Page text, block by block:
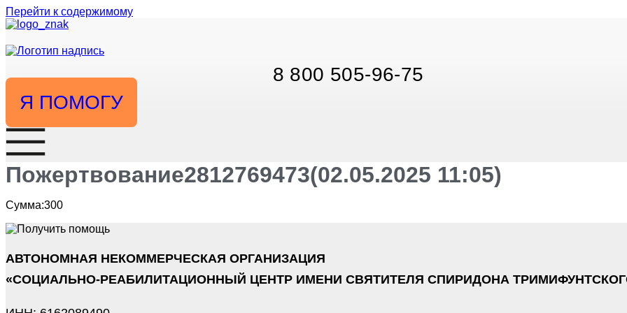
Перейти к содержимому
8 800 505-96-75
Я ПОМОГУ
Пожертвование2812769473(02.05.2025 11:05)
Сумма:300
АВТОНОМНАЯ НЕКОММЕРЧЕСКАЯ ОРГАНИЗАЦИЯ
«СОЦИАЛЬНО-РЕАБИЛИТАЦИОННЫЙ ЦЕНТР ИМЕНИ СВЯТИТЕЛЯ СПИРИДОНА